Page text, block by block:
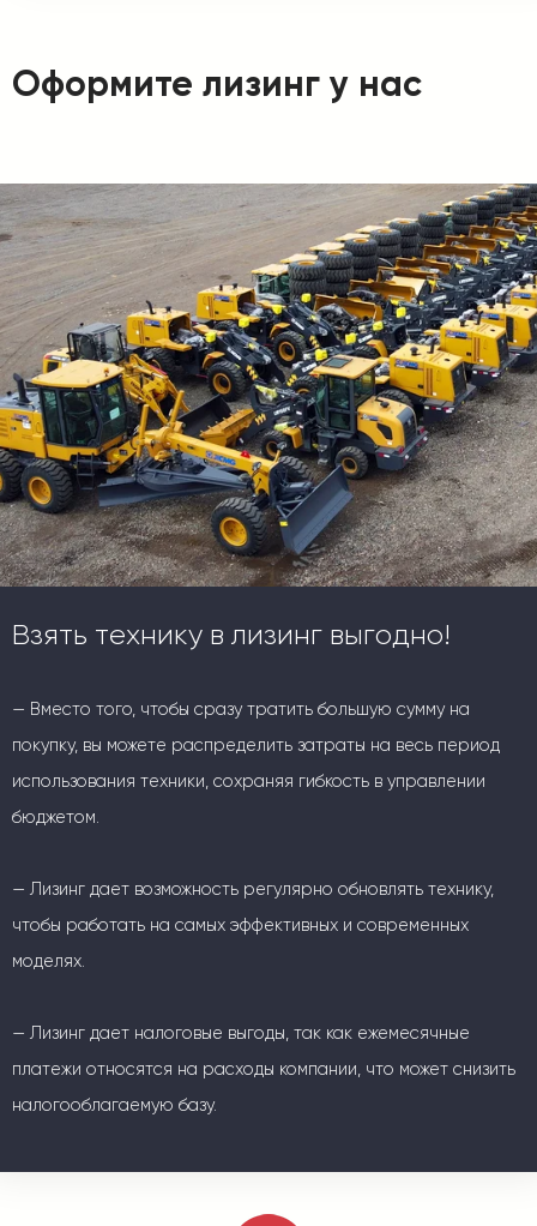
Оформите лизинг у нас
Взять технику в лизинг выгодно!
— Вместо того, чтобы сразу тратить большую сумму на
покупку, вы можете распределить затраты на весь период
использования техники, сохраняя гибкость в управлении
бюджетом.
— Лизинг дает возможность регулярно обновлять технику,
чтобы работать на самых эффективных и современных
моделях.
— Лизинг дает налоговые выгоды, так как ежемесячные
платежи относятся на расходы компании, что может снизить
налогооблагаемую базу.